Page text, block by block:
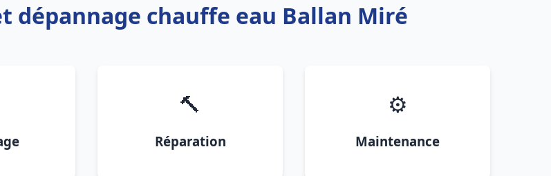
dépannage chauffe eau Ballan Miré
🔨
Réparation
⚙️
Maintenance